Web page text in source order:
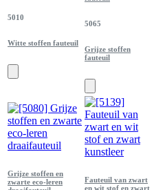
5010
Witte stoffen fauteuil
5065
Grijze stoffen
fauteuil
Grijze stoffen en
zwarte eco-leren
Fauteuil van zwart
en wit stof en zwart